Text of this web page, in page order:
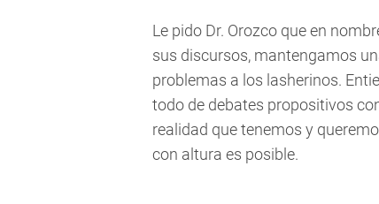
Le pido Dr. Orozco que en
sus discursos, mantengamos
problemas a los lasherinos.
todo de debates propositivos
realidad que tenemos y
con altura es posible.